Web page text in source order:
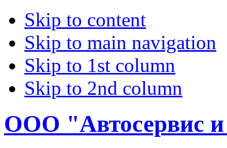
Skip to content
Skip to main navigation
Skip to 1st column
Skip to 2nd column
ООО "Автосервис и